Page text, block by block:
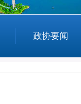
政协要闻